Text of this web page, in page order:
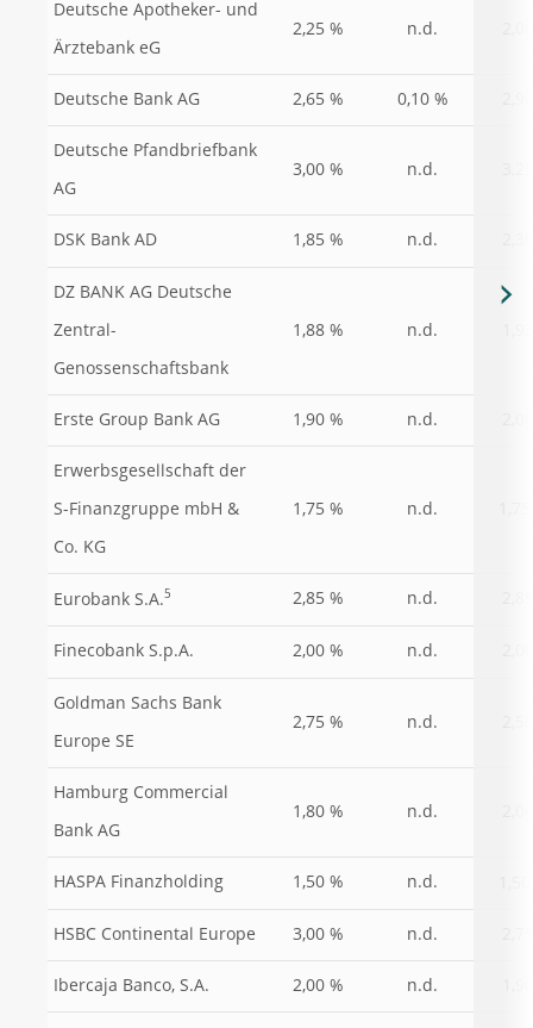
Deutsche Apotheker- und
Ärztebank eG
2,25 % n.d.
Deutsche Bank AG 2,65 % 0,10 %
Deutsche Pfandbriefbank
AG
3,00 % n.d.
DSK Bank AD 1,85 % n.d.
DZ BANK AG Deutsche
Zentral-
Genossenschaftsbank
1,88 % n.d.
Erste Group Bank AG 1,90 % n.d.
Erwerbsgesellschaft der
S-Finanzgruppe mbH &
Co. KG
1,75 % n.d.
Eurobank S.A.5 2,85 % n.d.
Finecobank S.p.A. 2,00 % n.d.
Goldman Sachs Bank
Europe SE
2,75 % n.d.
Hamburg Commercial
Bank AG
1,80 % n.d.
HASPA Finanzholding 1,50 % n.d.
HSBC Continental Europe 3,00 % n.d.
Ibercaja Banco, S.A. 2,00 % n.d.